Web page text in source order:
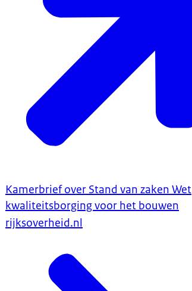
Kamerbrief over Stand van zaken Wet
kwaliteitsborging voor het bouwen
rijksoverheid.nl